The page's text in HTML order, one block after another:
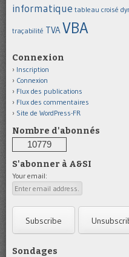
informatique tableau croisé
traçabilité TVAVBA
Connexion
Inscription
Connexion
Flux des publications
Flux des commentaires
Site de WordPress-FR
Nombre d'abonnés
10779
S'abonner à A&SI
Your email:
Sondages